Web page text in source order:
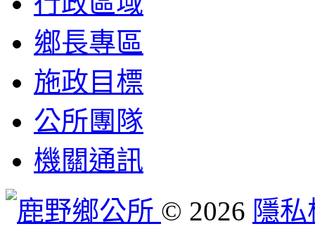
鄉長專區
施政目標
公所團隊
機關通訊
© 2026 隱